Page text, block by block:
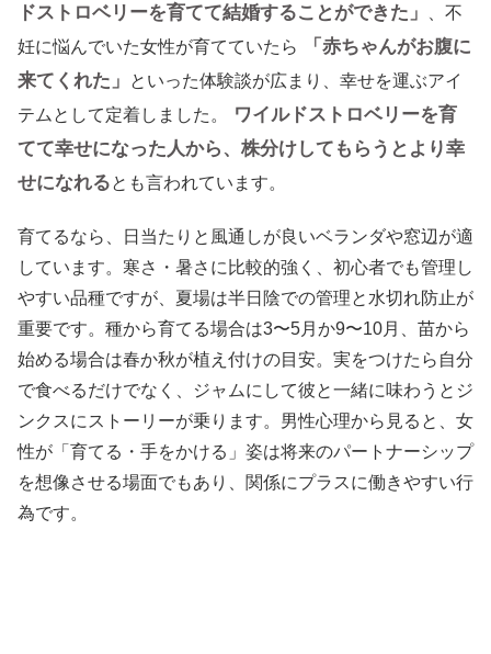
ドストロベリーを育てて結婚することができた」
、不
妊に悩んでいた女性が育てていたら
「赤ちゃんがお腹に
来てくれた」
といった体験談が広まり、幸せを運ぶアイ
テムとして定着しました。
ワイルドストロベリーを育
てて幸せになった人から、株分けしてもらうとより幸
せになれるとも言われています。
育てるなら、日当たりと風通しが良いベランダや窓辺が適
しています。寒さ・暑さに比較的強く、初心者でも管理し
やすい品種ですが、夏場は半日陰での管理と水切れ防止が
重要です。種から育てる場合は3〜5月か9〜10月、苗から
始める場合は春か秋が植え付けの目安。実をつけたら自分
で食べるだけでなく、ジャムにして彼と一緒に味わうとジ
ンクスにストーリーが乗ります。男性心理から見ると、女
性が「育てる・手をかける」姿は将来のパートナーシップ
を想像させる場面でもあり、関係にプラスに働きやすい行
為です。